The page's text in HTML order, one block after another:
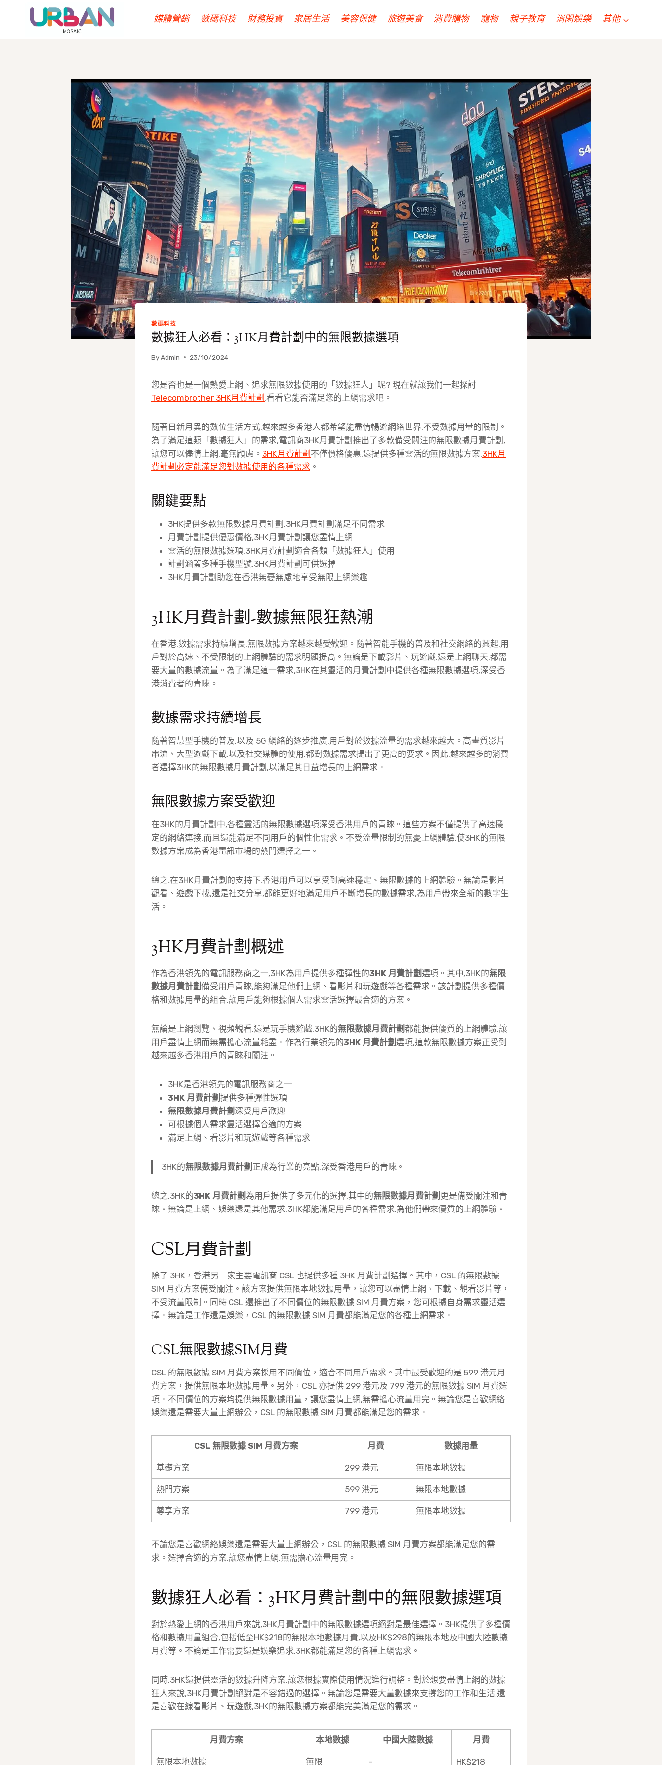
媒體營銷 數碼科技 財務投資 家居生活 美容保健 旅遊美食 消費購物 寵物 親子教育 消閑娛樂 其他
數碼科技
數據狂人必看：3HK月費計劃中的無限數據選項
ByAdmin 23/10/2024
您是否也是一個熱愛上網、追求無限數據使用的「數據狂人」呢? 現在就讓我們一起探討
Telecombrother 3HK月費計劃 ,看看它能否滿足您的上網需求吧。
隨著日新月異的數位生活方式,越來越多香港人都希望能盡情暢遊網絡世界,不受數據用量的限制。
為了滿足這類「數據狂人」的需求,電訊商3HK月費計劃推出了多款備受關注的無限數據月費計劃,
讓您可以儘情上網,毫無顧慮。 3HK月費計劃 不僅價格優惠,還提供多種靈活的無限數據方案,3HK月
費計劃必定能滿足您對數據使用的各種需求 。
關鍵要點
3HK提供多款無限數據月費計劃,3HK月費計劃滿足不同需求
月費計劃提供優惠價格,3HK月費計劃讓您盡情上網
靈活的無限數據選項,3HK月費計劃適合各類「數據狂人」使用
計劃涵蓋多種手機型號,3HK月費計劃可供選擇
3HK月費計劃助您在香港無憂無慮地享受無限上網樂趣
3HK月費計劃-數據無限狂熱潮
在香港,數據需求持續增長,無限數據方案越來越受歡迎。隨著智能手機的普及和社交網絡的興起,用
戶對於高速、不受限制的上網體驗的需求明顯提高。無論是下載影片、玩遊戲,還是上網聊天,都需
要大量的數據流量。為了滿足這一需求,3HK在其靈活的月費計劃中提供各種無限數據選項,深受香
港消費者的青睞。
數據需求持續增長
隨著智慧型手機的普及,以及 5G 網絡的逐步推廣,用戶對於數據流量的需求越來越大。高畫質影片
串流、大型遊戲下載,以及社交媒體的使用,都對數據需求提出了更高的要求。因此,越來越多的消費
者選擇3HK的無限數據月費計劃,以滿足其日益增長的上網需求。
無限數據方案受歡迎
在3HK的月費計劃中,各種靈活的無限數據選項深受香港用戶的青睞。這些方案不僅提供了高速穩
定的網絡連接,而且還能滿足不同用戶的個性化需求。不受流量限制的無憂上網體驗,使3HK的無限
數據方案成為香港電訊市場的熱門選擇之一。
總之,在3HK月費計劃的支持下,香港用戶可以享受到高速穩定、無限數據的上網體驗。無論是影片
觀看、遊戲下載,還是社交分享,都能更好地滿足用戶不斷增長的數據需求,為用戶帶來全新的數字生
活。
3HK月費計劃概述
作為香港領先的電訊服務商之一,3HK為用戶提供多種彈性的3HK 月費計劃 選項。其中,3HK的無限
數據月費計劃 備受用戶青睞,能夠滿足他們上網、看影片和玩遊戲等各種需求。該計劃提供多種價
格和數據用量的組合,讓用戶能夠根據個人需求靈活選擇最合適的方案。
無論是上網瀏覽、視頻觀看,還是玩手機遊戲,3HK的無限數據月費計劃 都能提供優質的上網體驗,讓
用戶盡情上網而無需擔心流量耗盡。作為行業領先的3HK 月費計劃 選項,這款無限數據方案正受到
越來越多香港用戶的青睞和關注。
3HK是香港領先的電訊服務商之一
3HK 月費計劃 提供多種彈性選項
無限數據月費計劃 深受用戶歡迎
可根據個人需求靈活選擇合適的方案
滿足上網、看影片和玩遊戲等各種需求
3HK的無限數據月費計劃 正成為行業的亮點,深受香港用戶的青睞。
總之,3HK的3HK 月費計劃 為用戶提供了多元化的選擇,其中的無限數據月費計劃 更是備受關注和青
睞。無論是上網、娛樂還是其他需求,3HK都能滿足用戶的各種需求,為他們帶來優質的上網體驗。
CSL月費計劃
除了 3HK，香港另一家主要電訊商 CSL 也提供多種 3HK 月費計劃選擇。其中，CSL 的無限數據
SIM 月費方案備受關注。該方案提供無限本地數據用量，讓您可以盡情上網、下載、觀看影片等，
不受流量限制。同時 CSL 還推出了不同價位的無限數據 SIM 月費方案，您可根據自身需求靈活選
擇。無論是工作還是娛樂，CSL 的無限數據 SIM 月費都能滿足您的各種上網需求。
CSL無限數據SIM月費
CSL 的無限數據 SIM 月費方案採用不同價位，適合不同用戶需求。其中最受歡迎的是 599 港元月
費方案，提供無限本地數據用量。另外，CSL 亦提供 299 港元及 799 港元的無限數據 SIM 月費選
項。不同價位的方案均提供無限數據用量，讓您盡情上網,無需擔心流量用完。無論您是喜歡網絡
娛樂還是需要大量上網辦公，CSL 的無限數據 SIM 月費都能滿足您的需求。
CSL 無限數據 SIM 月費方案 月費 數據用量
基礎方案 299 港元 無限本地數據
熱門方案 599 港元 無限本地數據
尊享方案 799 港元 無限本地數據
不論您是喜歡網絡娛樂還是需要大量上網辦公，CSL 的無限數據 SIM 月費方案都能滿足您的需
求。選擇合適的方案,讓您盡情上網,無需擔心流量用完。
數據狂人必看：3HK月費計劃中的無限數據選項
對於熱愛上網的香港用戶來說,3HK月費計劃中的無限數據選項絕對是最佳選擇。3HK提供了多種價
格和數據用量組合,包括低至HK$218的無限本地數據月費,以及HK$298的無限本地及中國大陸數據
月費等。不論是工作需要還是娛樂追求,3HK都能滿足您的各種上網需求。
同時,3HK還提供靈活的數據升降方案,讓您根據實際使用情況進行調整。對於想要盡情上網的數據
狂人來說,3HK月費計劃絕對是不容錯過的選擇。無論您是需要大量數據來支撐您的工作和生活,還
是喜歡在線看影片、玩遊戲,3HK的無限數據方案都能完美滿足您的需求。
月費方案 本地數據 中國大陸數據 月費
無限本地數據 無限 – HK$218